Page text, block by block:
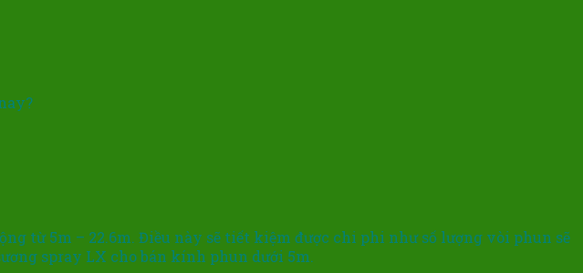
từ 5m – 22.6m. Điều này sẽ tiết kiệm được chi phi như số lượng vòi phun sẽ
spray LX cho bán kính phun dưới 5m.